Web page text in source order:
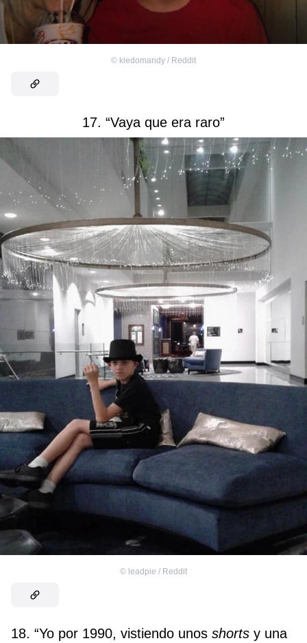
© kiedomandy / Reddit
17. “Vaya que era raro”
© leadpie / Reddit
18. “Yo por 1990, vistiendo unos shorts y una